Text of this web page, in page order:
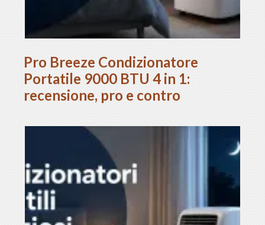
Pro Breeze Condizionatore
Portatile 9000 BTU 4 in 1:
recensione, pro e contro